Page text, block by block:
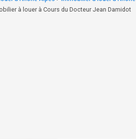
à louer à Cours du Docteur Jean Damidot